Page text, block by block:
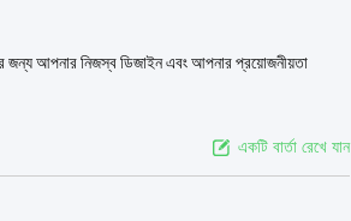
জন্য আপনার নিজস্ব ডিজাইন এবং আপনার প্রয়োজনীয়তা
একটি বার্তা রেখে যান